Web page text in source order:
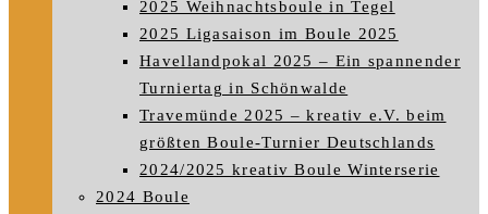
2025 Weihnachtsboule in Tegel
2025 Ligasaison im Boule 2025
Havellandpokal 2025 – Ein spannender
Turniertag in Schönwalde
Travemünde 2025 – kreativ e.V. beim
größten Boule-Turnier Deutschlands
2024/2025 kreativ Boule Winterserie
2024 Boule